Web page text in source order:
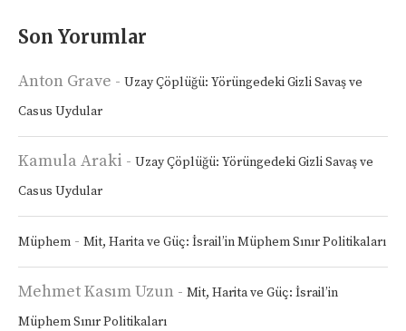
Son Yorumlar
Anton Grave - Uzay Çöplüğü: Yörüngedeki Gizli Savaş ve
Casus Uydular
Kamula Araki - Uzay Çöplüğü: Yörüngedeki Gizli Savaş ve
Casus Uydular
Müphem - Mit, Harita ve Güç: İsrail’in Müphem Sınır Politikaları
Mehmet Kasım Uzun - Mit, Harita ve Güç: İsrail’in
Müphem Sınır Politikaları